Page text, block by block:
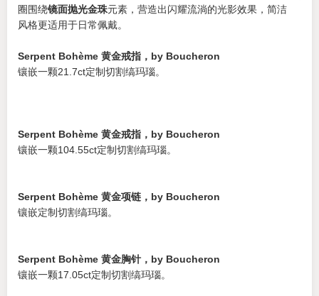
圈围绕镜面抛光金珠元素，营造出闪耀流淌的光影效果，简洁
风格更适用于日常佩戴。
Serpent Bohème 黄金戒指，by Boucheron
镶嵌一颗21.7ct定制切割缟玛瑙。
Serpent Bohème 黄金戒指，by Boucheron
镶嵌一颗104.55ct定制切割缟玛瑙。
Serpent Bohème 黄金项链，by Boucheron
镶嵌定制切割缟玛瑙。
Serpent Bohème 黄金胸针，by Boucheron
镶嵌一颗17.05ct定制切割缟玛瑙。